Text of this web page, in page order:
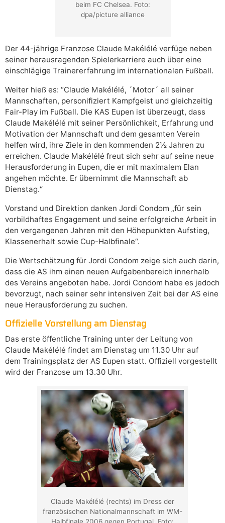
beim FC Chelsea. Foto:
dpa/picture alliance
Der 44-jährige Franzose Claude Makélélé verfüge neben
seiner herausragenden Spielerkarriere auch über eine
einschlägige Trainererfahrung im internationalen Fußball.
Weiter hieß es: “Claude Makélélé, ´Motor´ all seiner
Mannschaften, personifiziert Kampfgeist und gleichzeitig
Fair-Play im Fußball. Die KAS Eupen ist überzeugt, dass
Claude Makélélé mit seiner Persönlichkeit, Erfahrung und
Motivation der Mannschaft und dem gesamten Verein
helfen wird, ihre Ziele in den kommenden 2½ Jahren zu
erreichen. Claude Makélélé freut sich sehr auf seine neue
Herausforderung in Eupen, die er mit maximalem Elan
angehen möchte. Er übernimmt die Mannschaft ab
Dienstag.“
Vorstand und Direktion danken Jordi Condom „für sein
vorbildhaftes Engagement und seine erfolgreiche Arbeit in
den vergangenen Jahren mit den Höhepunkten Aufstieg,
Klassenerhalt sowie Cup-Halbfinale“.
Die Wertschätzung für Jordi Condom zeige sich auch darin,
dass die AS ihm einen neuen Aufgabenbereich innerhalb
des Vereins angeboten habe. Jordi Condom habe es jedoch
bevorzugt, nach seiner sehr intensiven Zeit bei der AS eine
neue Herausforderung zu suchen.
Offizielle Vorstellung am Dienstag
Das erste öffentliche Training unter der Leitung von
Claude Makélélé findet am Dienstag um 11.30 Uhr auf
dem Trainingsplatz der AS Eupen statt. Offiziell vorgestellt
wird der Franzose um 13.30 Uhr.
Claude Makélélé (rechts) im Dress der
französischen Nationalmannschaft im WM-
Halbfinale 2006 gegen Portugal. Foto: